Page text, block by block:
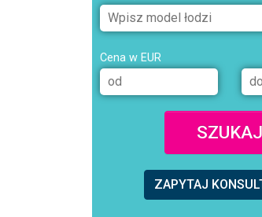
Cena w EUR
SZUKAJ
ZAPYTAJ